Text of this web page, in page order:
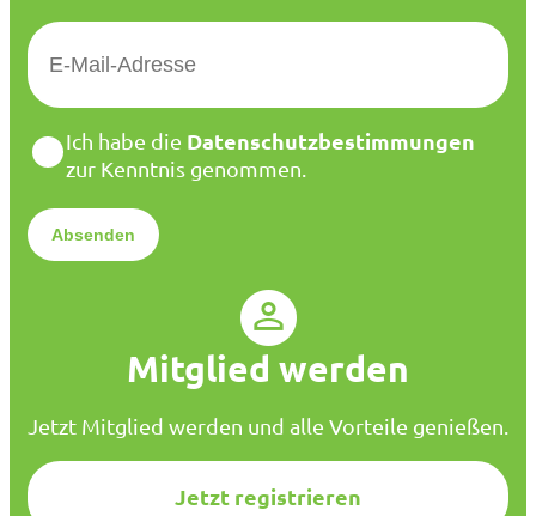
E
M
*
D
a
e
n
*
Ich habe die Datenschutzbestimmungen
zur Kenntnis genommen.
Mitglied werden
Jetzt Mitglied werden und alle Vorteile genießen.
Jetzt registrieren